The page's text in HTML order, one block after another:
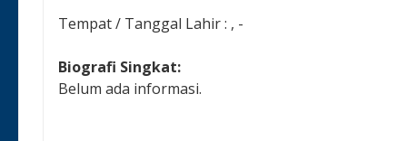
Tempat / Tanggal Lahir : , -
Biografi Singkat:
Belum ada informasi.